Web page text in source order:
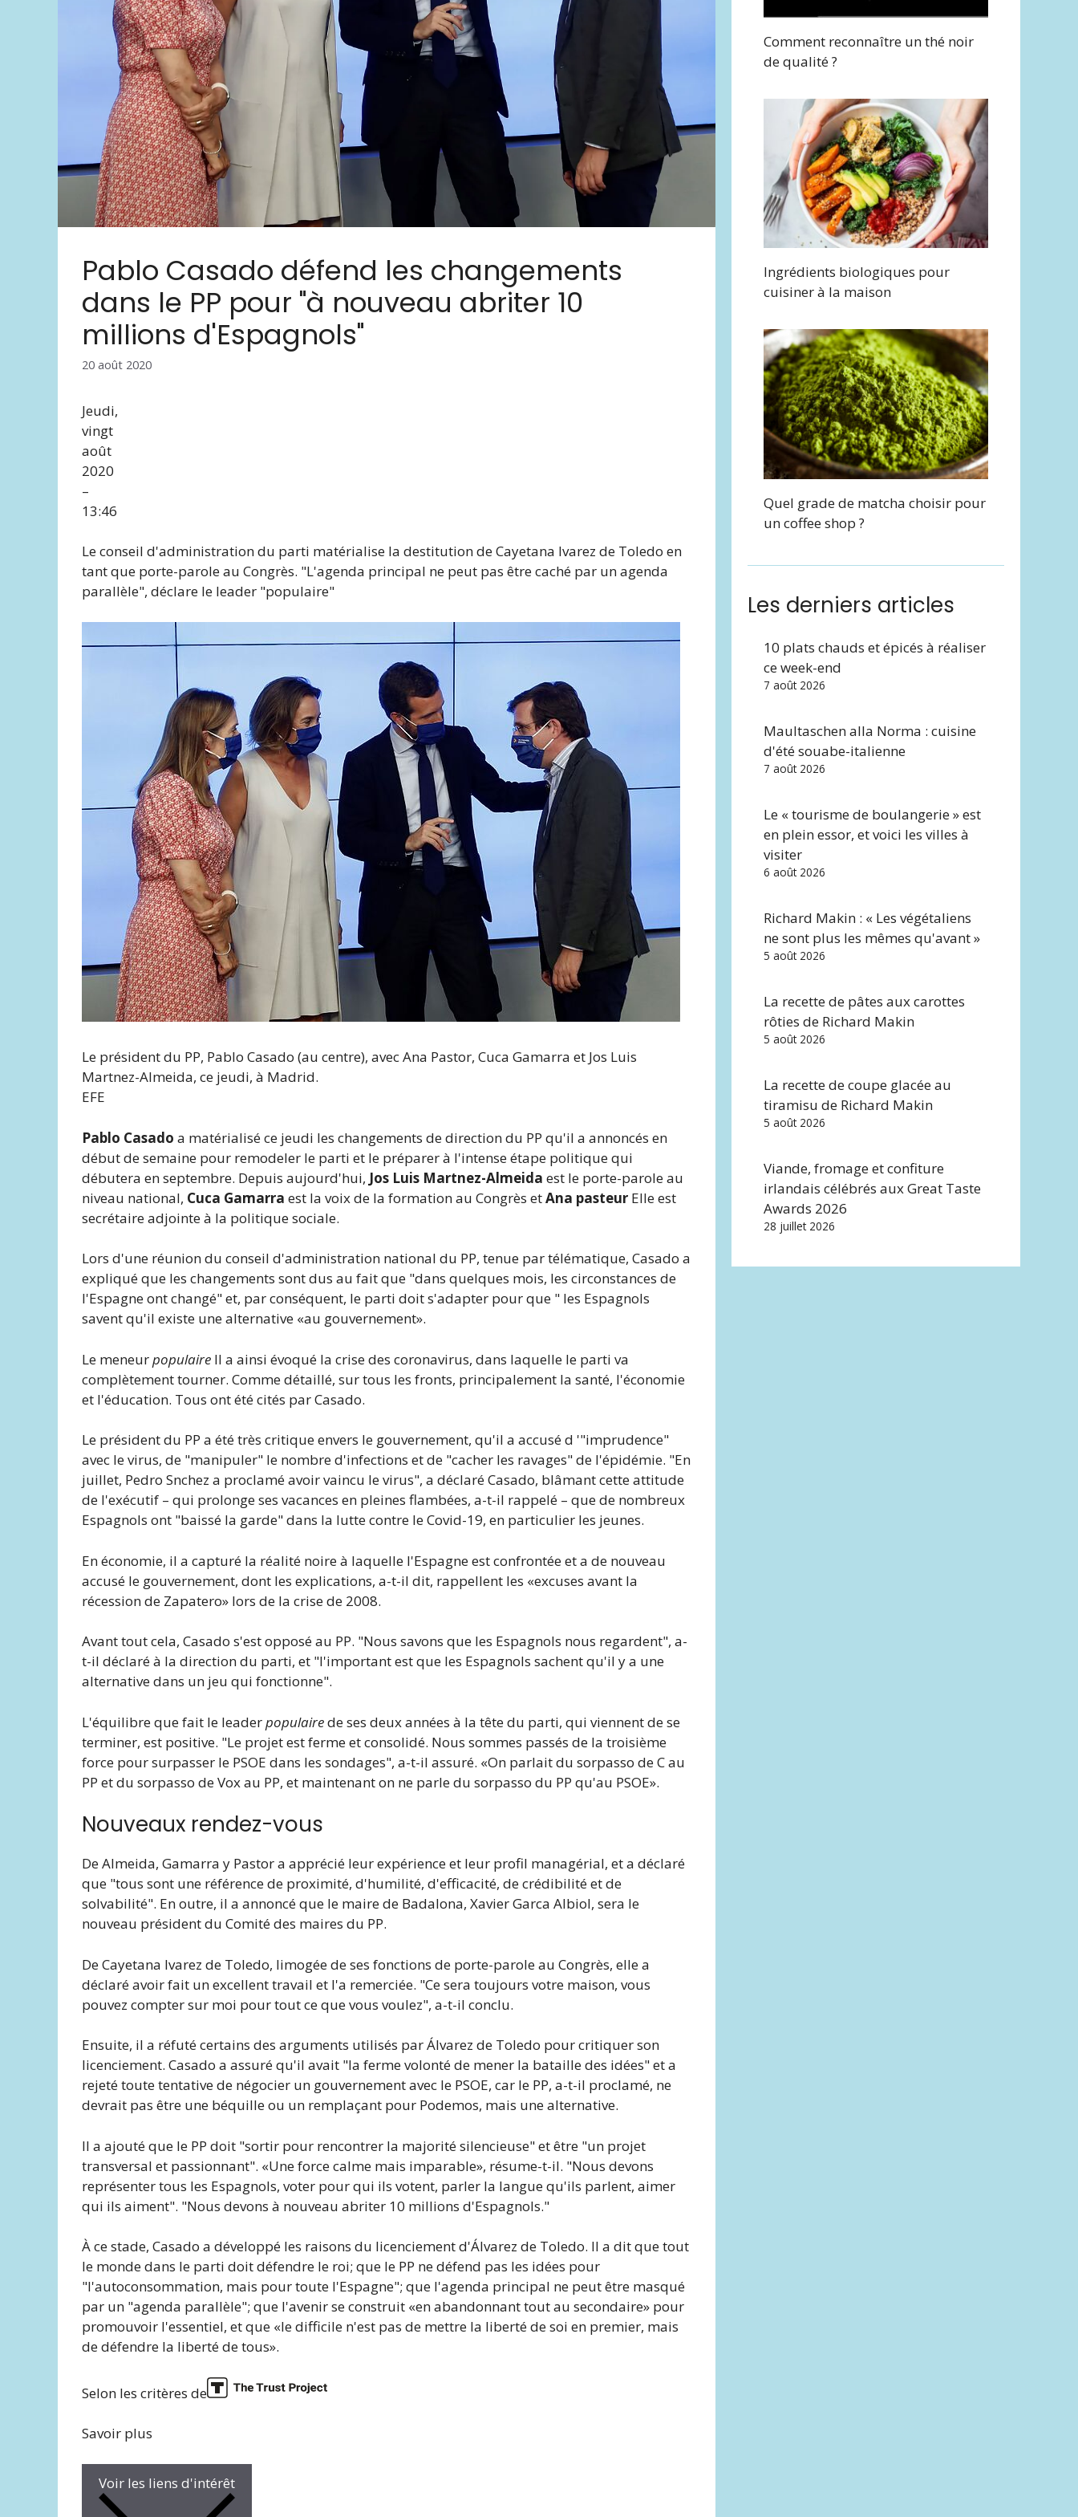
Pablo Casado défend les changements
dans le PP pour "à nouveau abriter 10
millions d'Espagnols"
20 août 2020
Jeudi,
vingt
août
2020
–
13:46
Le conseil d'administration du parti matérialise la destitution de Cayetana lvarez de Toledo en
tant que porte-parole au Congrès. "L'agenda principal ne peut pas être caché par un agenda
parallèle", déclare le leader "populaire"
Le président du PP, Pablo Casado (au centre), avec Ana Pastor, Cuca Gamarra et Jos Luis
Martnez-Almeida, ce jeudi, à Madrid.
EFE
Pablo Casado a matérialisé ce jeudi les changements de direction du PP qu'il a annoncés en
début de semaine pour remodeler le parti et le préparer à l'intense étape politique qui
débutera en septembre. Depuis aujourd'hui, Jos Luis Martnez-Almeida est le porte-parole au
niveau national, Cuca Gamarra est la voix de la formation au Congrès etAna pasteur Elle est
secrétaire adjointe à la politique sociale.
Lors d'une réunion du conseil d'administration national du PP, tenue par télématique, Casado a
expliqué que les changements sont dus au fait que "dans quelques mois, les circonstances de
l'Espagne ont changé" et, par conséquent, le parti doit s'adapter pour que " les Espagnols
savent qu'il existe une alternative «au gouvernement».
Le meneurpopulaire Il a ainsi évoqué la crise des coronavirus, dans laquelle le parti va
complètement tourner. Comme détaillé, sur tous les fronts, principalement la santé, l'économie
et l'éducation. Tous ont été cités par Casado.
Le président du PP a été très critique envers le gouvernement, qu'il a accusé d '"imprudence"
avec le virus, de "manipuler" le nombre d'infections et de "cacher les ravages" de l'épidémie. "En
juillet, Pedro Snchez a proclamé avoir vaincu le virus", a déclaré Casado, blâmant cette attitude
de l'exécutif – qui prolonge ses vacances en pleines flambées, a-t-il rappelé – que de nombreux
Espagnols ont "baissé la garde" dans la lutte contre le Covid-19, en particulier les jeunes.
En économie, il a capturé la réalité noire à laquelle l'Espagne est confrontée et a de nouveau
accusé le gouvernement, dont les explications, a-t-il dit, rappellent les «excuses avant la
récession de Zapatero» lors de la crise de 2008.
Avant tout cela, Casado s'est opposé au PP. "Nous savons que les Espagnols nous regardent", a-
t-il déclaré à la direction du parti, et "l'important est que les Espagnols sachent qu'il y a une
alternative dans un jeu qui fonctionne".
L'équilibre que fait le leaderpopulairede ses deux années à la tête du parti, qui viennent de se
terminer, est positive. "Le projet est ferme et consolidé. Nous sommes passés de la troisième
force pour surpasser le PSOE dans les sondages", a-t-il assuré. «On parlait du sorpasso de C au
PP et du sorpasso de Vox au PP, et maintenant on ne parle du sorpasso du PP qu'au PSOE».
Nouveaux rendez-vous
De Almeida, Gamarra y Pastor a apprécié leur expérience et leur profil managérial, et a déclaré
que "tous sont une référence de proximité, d'humilité, d'efficacité, de crédibilité et de
solvabilité". En outre, il a annoncé que le maire de Badalona, ​​Xavier Garca Albiol, sera le
nouveau président du Comité des maires du PP.
De Cayetana lvarez de Toledo, limogée de ses fonctions de porte-parole au Congrès, elle a
déclaré avoir fait un excellent travail et l'a remerciée. "Ce sera toujours votre maison, vous
pouvez compter sur moi pour tout ce que vous voulez", a-t-il conclu.
Ensuite, il a réfuté certains des arguments utilisés par Álvarez de Toledo pour critiquer son
licenciement. Casado a assuré qu'il avait "la ferme volonté de mener la bataille des idées" et a
rejeté toute tentative de négocier un gouvernement avec le PSOE, car le PP, a-t-il proclamé, ne
devrait pas être une béquille ou un remplaçant pour Podemos, mais une alternative.
Il a ajouté que le PP doit "sortir pour rencontrer la majorité silencieuse" et être "un projet
transversal et passionnant". «Une force calme mais imparable», résume-t-il. "Nous devons
représenter tous les Espagnols, voter pour qui ils votent, parler la langue qu'ils parlent, aimer
qui ils aiment". "Nous devons à nouveau abriter 10 millions d'Espagnols."
À ce stade, Casado a développé les raisons du licenciement d'Álvarez de Toledo. Il a dit que tout
le monde dans le parti doit défendre le roi; que le PP ne défend pas les idées pour
"l'autoconsommation, mais pour toute l'Espagne"; que l'agenda principal ne peut être masqué
par un "agenda parallèle"; que l'avenir se construit «en abandonnant tout au secondaire» pour
promouvoir l'essentiel, et que «le difficile n'est pas de mettre la liberté de soi en premier, mais
de défendre la liberté de tous».
Selon les critères de
Savoir plus
Voir les liens d'intérêt
Comment reconnaître un thé noir
de qualité ?
Ingrédients biologiques pour
cuisiner à la maison
Quel grade de matcha choisir pour
un coffee shop ?
Les derniers articles
10 plats chauds et épicés à réaliser
ce week-end
7 août 2026
Maultaschen alla Norma : cuisine
d'été souabe-italienne
7 août 2026
Le « tourisme de boulangerie » est
en plein essor, et voici les villes à
visiter
6 août 2026
Richard Makin : « Les végétaliens
ne sont plus les mêmes qu'avant »
5 août 2026
La recette de pâtes aux carottes
rôties de Richard Makin
5 août 2026
La recette de coupe glacée au
tiramisu de Richard Makin
5 août 2026
Viande, fromage et confiture
irlandais célébrés aux Great Taste
Awards 2026
28 juillet 2026